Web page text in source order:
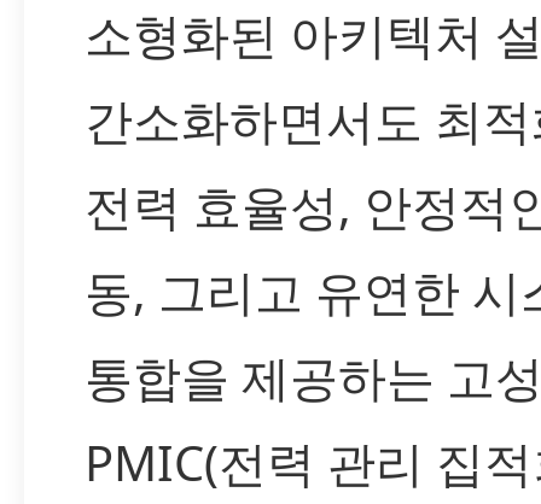
소형화된 아키텍처
간소화하면서도 최
전력 효율성, 안정적
동, 그리고 유연한 시
통합을 제공하는 고
PMIC(전력 관리 집